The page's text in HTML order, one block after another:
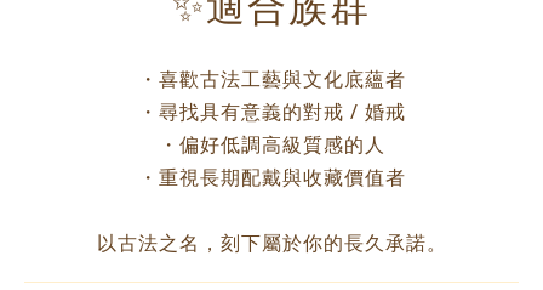
・喜歡古法工藝與文化底蘊者
・尋找具有意義的對戒 / 婚戒
・偏好低調高級質感的人
・重視長期配戴與收藏價值者
以古法之名，刻下屬於你的長久承諾。